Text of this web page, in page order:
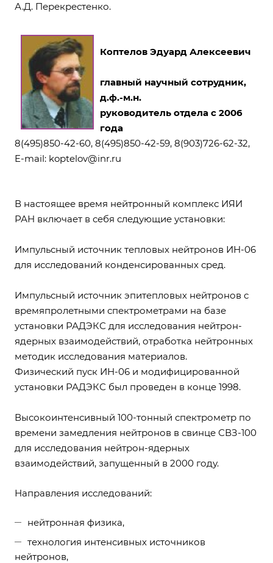
А.Д. Перекрестенко.
Коптелов Эдуард Алексеевич
главный научный сотрудник,
д.ф.-м.н.
руководитель отдела с 2006
года
8(495)850-42-60, 8(495)850-42-59, 8(903)726-62-32,
E-mail: koptelov@inr.ru
В настоящее время нейтронный комплекс ИЯИ
РАН включает в себя следующие установки:
Импульсный источник тепловых нейтронов ИН-06
для исследований конденсированных сред.
Импульсный источник эпитепловых нейтронов с
времяпролетными спектрометрами на базе
установки РАДЭКС для исследования нейтрон-
ядерных взаимодействий, отработка нейтронных
методик исследования материалов.
Физический пуск ИН-06 и модифицированной
установки РАДЭКС был проведен в конце 1998.
Высокоинтенсивный 100-тонный спектрометр по
времени замедления нейтронов в свинце СВЗ-100
для исследования нейтрон-ядерных
взаимодействий, запущенный в 2000 году.
Направления исследований:
нейтронная физика,
технология интенсивных источников
нейтронов,